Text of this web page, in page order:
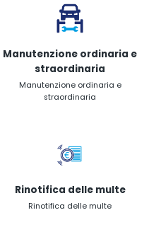
Manutenzione ordinaria e
straordinaria
Manutenzione ordinaria e
straordinaria
Rinotifica delle multe
Rinotifica delle multe